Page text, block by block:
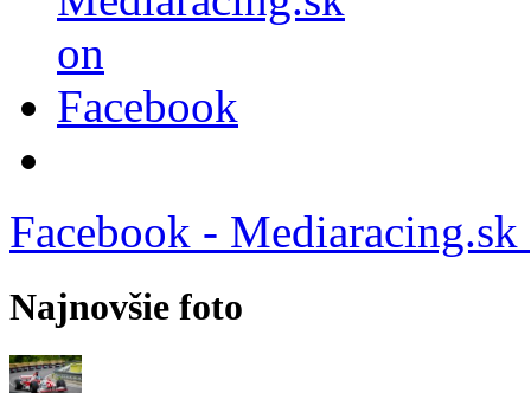
Facebook - Mediaracing.sk
Najnovšie foto